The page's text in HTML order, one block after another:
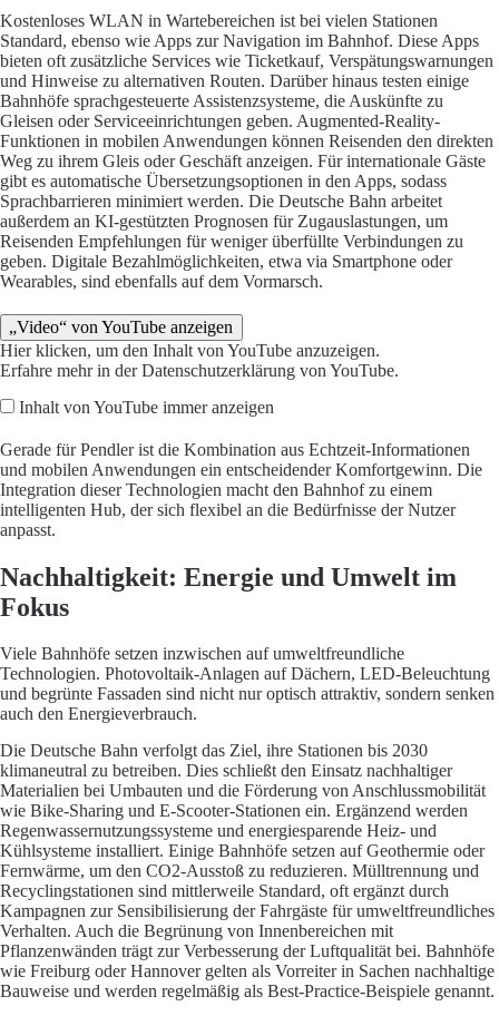
Kostenloses WLAN in Wartebereichen ist bei vielen Stationen
Standard, ebenso wie Apps zur Navigation im Bahnhof. Diese Apps
bieten oft zusätzliche Services wie Ticketkauf, Verspätungswarnungen
und Hinweise zu alternativen Routen. Darüber hinaus testen einige
Bahnhöfe sprachgesteuerte Assistenzsysteme, die Auskünfte zu
Gleisen oder Serviceeinrichtungen geben. Augmented-Reality-
Funktionen in mobilen Anwendungen können Reisenden den direkten
Weg zu ihrem Gleis oder Geschäft anzeigen. Für internationale Gäste
gibt es automatische Übersetzungsoptionen in den Apps, sodass
Sprachbarrieren minimiert werden. Die Deutsche Bahn arbeitet
außerdem an KI-gestützten Prognosen für Zugauslastungen, um
Reisenden Empfehlungen für weniger überfüllte Verbindungen zu
geben. Digitale Bezahlmöglichkeiten, etwa via Smartphone oder
Wearables, sind ebenfalls auf dem Vormarsch.
„Video“ von YouTube anzeigen
Hier klicken, um den Inhalt von YouTube anzuzeigen.
Erfahre mehr in derDatenschutzerklärung von YouTube.
Inhalt von YouTube immer anzeigen
Gerade für Pendler ist die Kombination aus Echtzeit-Informationen
und mobilen Anwendungen ein entscheidender Komfortgewinn. Die
Integration dieser Technologien macht den Bahnhof zu einem
intelligenten Hub, der sich flexibel an die Bedürfnisse der Nutzer
anpasst.
Nachhaltigkeit: Energie und Umwelt im
Fokus
Viele Bahnhöfe setzen inzwischen auf umweltfreundliche
Technologien. Photovoltaik-Anlagen auf Dächern, LED-Beleuchtung
und begrünte Fassaden sind nicht nur optisch attraktiv, sondern senken
auch den Energieverbrauch.
Die Deutsche Bahn verfolgt das Ziel, ihre Stationen bis 2030
klimaneutral zu betreiben. Dies schließt den Einsatz nachhaltiger
Materialien bei Umbauten und die Förderung von Anschlussmobilität
wie Bike-Sharing und E-Scooter-Stationen ein. Ergänzend werden
Regenwassernutzungssysteme und energiesparende Heiz- und
Kühlsysteme installiert. Einige Bahnhöfe setzen auf Geothermie oder
Fernwärme, um den CO2-Ausstoß zu reduzieren. Mülltrennung und
Recyclingstationen sind mittlerweile Standard, oft ergänzt durch
Kampagnen zur Sensibilisierung der Fahrgäste für umweltfreundliches
Verhalten. Auch die Begrünung von Innenbereichen mit
Pflanzenwänden trägt zur Verbesserung der Luftqualität bei. Bahnhöfe
wie Freiburg oder Hannover gelten als Vorreiter in Sachen nachhaltige
Bauweise und werden regelmäßig als Best-Practice-Beispiele genannt.